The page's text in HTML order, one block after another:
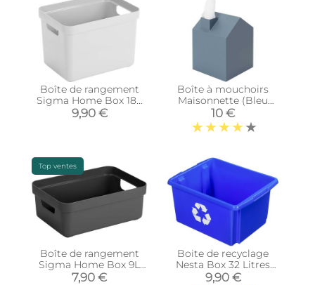
Boîte de rangement
Sigma Home Box 18L
(Blanc)
9,90 €
Boîte à mouchoirs
Maisonnette (Bleu
ardoise)
10 €
Top ventes
Boîte de rangement
Sigma Home Box 9L
(Anthracite)
7,90 €
Boite de recyclage
Nesta Box 32 Litres
(Bleu)
9,90 €